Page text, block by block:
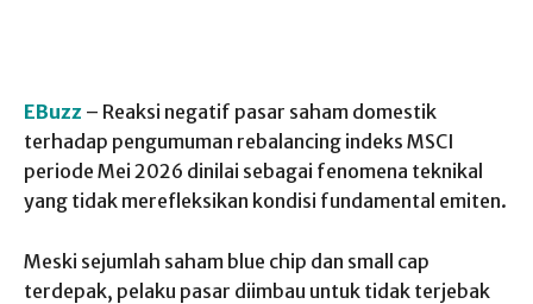
EBuzz – Reaksi negatif pasar saham domestik
terhadap pengumuman rebalancing indeks MSCI
periode Mei 2026 dinilai sebagai fenomena teknikal
yang tidak merefleksikan kondisi fundamental emiten.
Meski sejumlah saham blue chip dan small cap
terdepak, pelaku pasar diimbau untuk tidak terjebak